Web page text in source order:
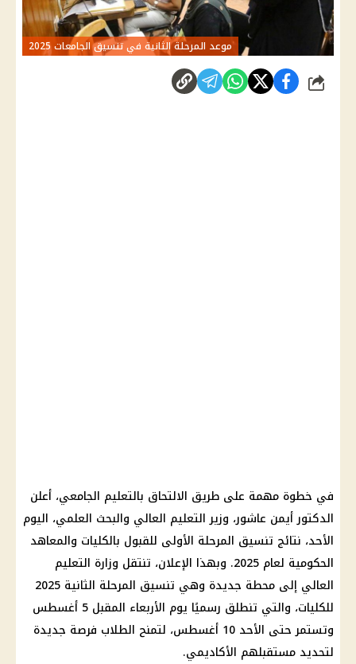
موعد المرحلة الثانية في تنسيق الجامعات 2025
شارك
في خطوة مهمة على طريق الالتحاق بالتعليم الجامعي، أعلن
الدكتور أيمن عاشور، وزير التعليم العالي والبحث العلمي، اليوم
الأحد، نتائج تنسيق المرحلة الأولى للقبول بالكليات والمعاهد
الحكومية لعام 2025. وبهذا الإعلان، تنتقل وزارة التعليم
العالي إلى محطة جديدة وهي تنسيق المرحلة الثانية 2025
للكليات، والتي تنطلق رسميًا يوم الأربعاء المقبل 5 أغسطس
وتستمر حتى الأحد 10 أغسطس، لتمنح الطلاب فرصة جديدة
لتحديد مستقبلهم الأكاديمي.